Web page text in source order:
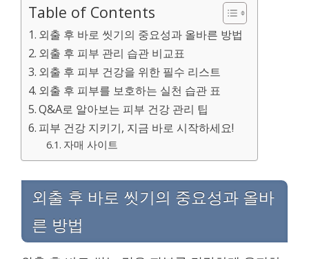
Table of Contents
외출 후 바로 씻기의 중요성과 올바른 방법
외출 후 피부 관리 습관 비교표
외출 후 피부 건강을 위한 필수 리스트
외출 후 피부를 보호하는 실천 습관 표
Q&A로 알아보는 피부 건강 관리 팁
피부 건강 지키기, 지금 바로 시작하세요!
자매 사이트
외출 후 바로 씻기의 중요성과 올바
른 방법